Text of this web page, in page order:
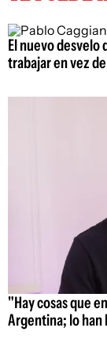
El nuevo
trabajar en vez
"Hay cosas que
Argentina; lo